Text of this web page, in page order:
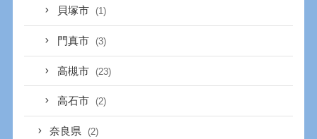
貝塚市 (1)
門真市 (3)
高槻市 (23)
高石市 (2)
奈良県 (2)